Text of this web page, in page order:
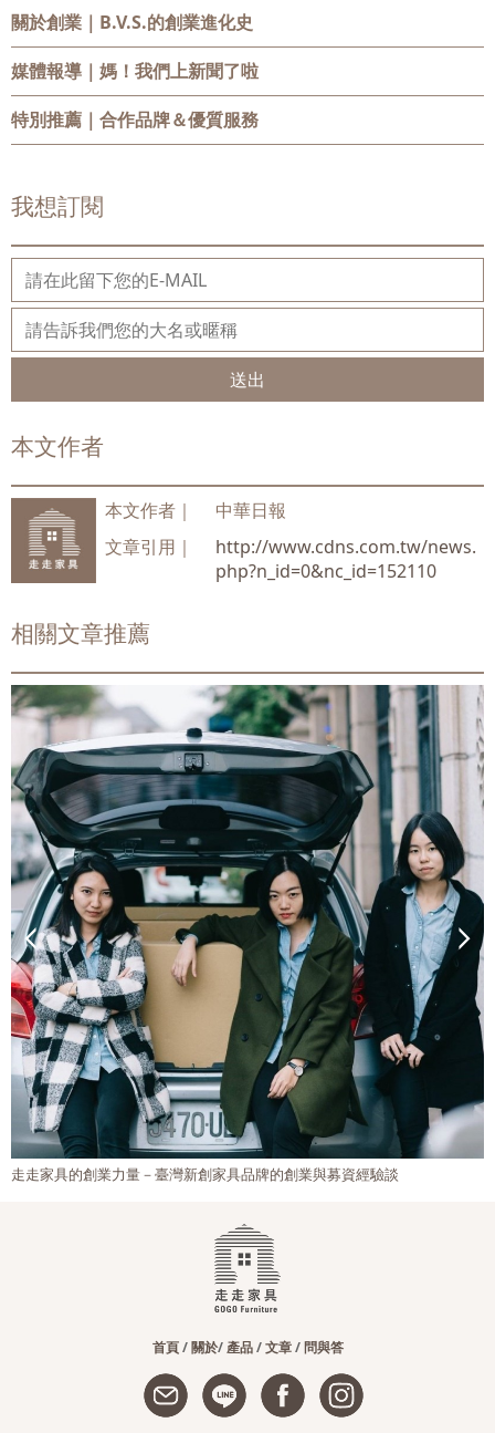
關於創業 ｜B.V.S.的創業進化史
媒體報導 ｜媽！我們上新聞了啦
特別推薦 ｜合作品牌＆優質服務
我想訂閱
送出
本文作者
本文作者｜
中華日報
文章引用｜
http://www.cdns.com.tw/news.
php?n_id=0&nc_id=152110
相關文章推薦
走走家具的創業力量－臺灣新創家具品牌的創業與募資經驗談
首頁/關於/產品/文章/問與答